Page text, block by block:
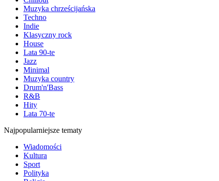
Muzyka chrześcijańska
Techno
Indie
Klasyczny rock
House
Lata 90-te
Jazz
Minimal
Muzyka country
Drum'n'Bass
R&B
Hity
Lata 70-te
Najpopularniejsze tematy
Wiadomości
Kultura
Sport
Polityka